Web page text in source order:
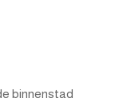
binnenstad